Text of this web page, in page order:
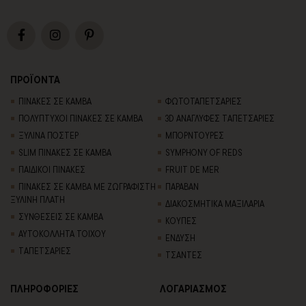
ΠΡΟΪΟΝΤΑ
ΠΙΝΑΚΕΣ ΣΕ ΚΑΜΒΑ
ΠΟΛΥΠΤΥΧΟΙ ΠΙΝΑΚΕΣ ΣΕ ΚΑΜΒΑ
ΞΥΛΙΝΑ ΠΟΣΤΕΡ
SLIM ΠΙΝΑΚΕΣ ΣΕ ΚΑΜΒΑ
ΠΑΙΔΙΚΟΙ ΠΙΝΑΚΕΣ
ΠΙΝΑΚΕΣ ΣΕ ΚΑΜΒΑ ΜΕ ΖΩΓΡΑΦΙΣΤΗ
ΞΥΛΙΝΗ ΠΛΑΤΗ
ΣΥΝΘΕΣΕΙΣ ΣΕ ΚΑΜΒΑ
ΑΥΤΟΚΟΛΛΗΤΑ ΤΟΙΧΟΥ
TΑΠΕΤΣΑΡΙΕΣ
ΦΩΤΟΤΑΠΕΤΣΑΡΙΕΣ
3D AΝΑΓΛΥΦΕΣ TΑΠΕΤΣΑΡΙΕΣ
ΜΠΟΡΝΤΟΥΡΕΣ
SYMPHONY OF REDS
FRUIT DE MER
ΠΑΡΑΒΑΝ
ΔΙΑΚΟΣΜΗΤΙΚΑ ΜΑΞΙΛΑΡΙΑ
ΚΟΥΠΕΣ
ΕΝΔΥΣΗ
ΤΣΑΝΤΕΣ
ΠΛΗΡΟΦΟΡΙΕΣ ΛΟΓΑΡΙΑΣΜΟΣ